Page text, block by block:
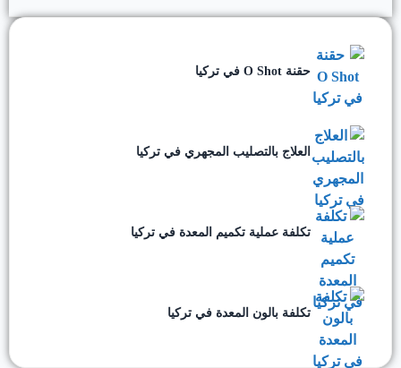
حقنة O Shot في تركيا
العلاج بالتصليب المجهري في تركيا
تكلفة عملية تكميم المعدة في تركيا
تكلفة بالون المعدة في تركيا